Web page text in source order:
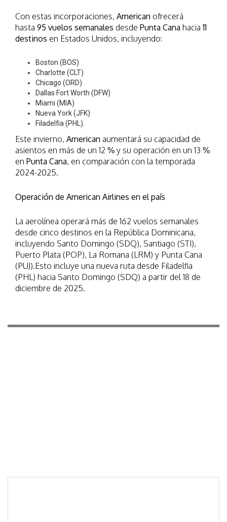
Con estas incorporaciones, American ofrecerá
hasta 95 vuelos semanales desde Punta Cana hacia11
destinos en Estados Unidos, incluyendo:
Boston (BOS)
Charlotte (CLT)
Chicago (ORD)
Dallas Fort Worth (DFW)
Miami (MIA)
Nueva York (JFK)
Filadelfia (PHL).
Este invierno, American aumentará su capacidad de
asientos en más de un 12 % y su operación en un 13 %
en Punta Cana, en comparación con la temporada
2024-2025.
Operación de American Airlines en el país
La aerolínea operará más de 162 vuelos semanales
desde cinco destinos en la República Dominicana,
incluyendo Santo Domingo (SDQ), Santiago (STI),
Puerto Plata (POP), La Romana (LRM) y Punta Cana
(PUJ).Esto incluye una nueva ruta desde Filadelfia
(PHL) hacia Santo Domingo (SDQ) a partir del 18 de
diciembre de 2025.